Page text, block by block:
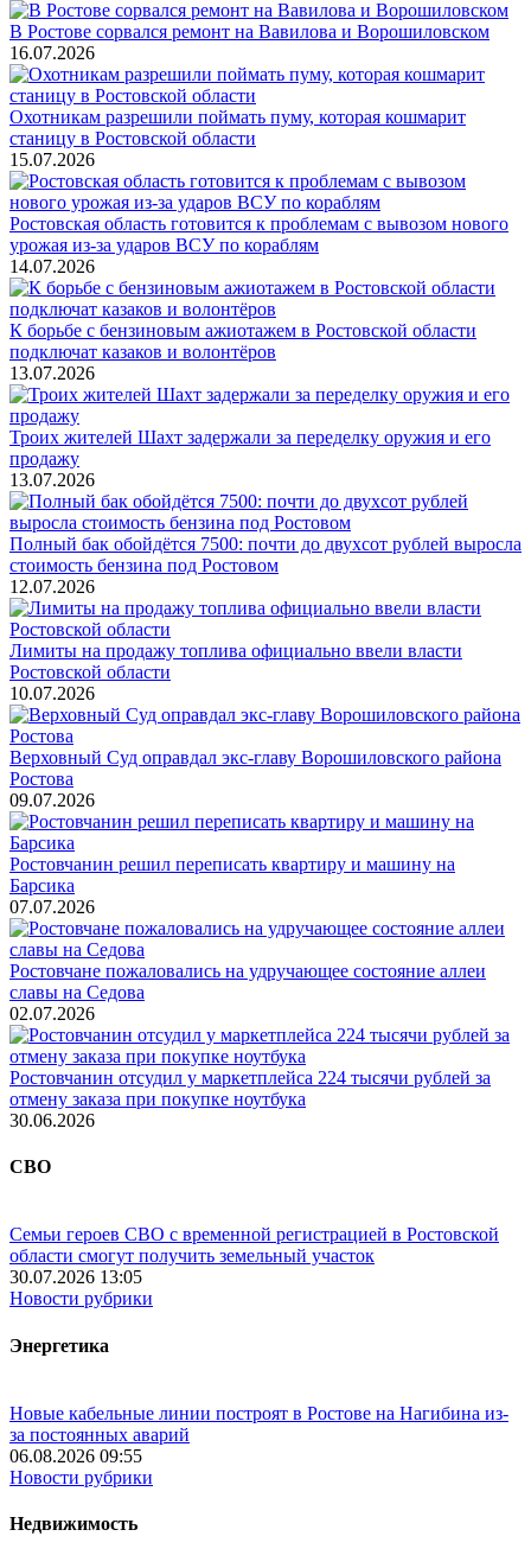
В Ростове сорвался ремонт на Вавилова и Ворошиловском
16.07.2026
Охотникам разрешили поймать пуму, которая кошмарит
станицу в Ростовской области
15.07.2026
Ростовская область готовится к проблемам с вывозом нового
урожая из-за ударов ВСУ по кораблям
14.07.2026
К борьбе с бензиновым ажиотажем в Ростовской области
подключат казаков и волонтёров
13.07.2026
Троих жителей Шахт задержали за переделку оружия и его
продажу
13.07.2026
Полный бак обойдётся 7500: почти до двухсот рублей выросла
стоимость бензина под Ростовом
12.07.2026
Лимиты на продажу топлива официально ввели власти
Ростовской области
10.07.2026
Верховный Суд оправдал экс-главу Ворошиловского района
Ростова
09.07.2026
Ростовчанин решил переписать квартиру и машину на
Барсика
07.07.2026
Ростовчане пожаловались на удручающее состояние аллеи
славы на Седова
02.07.2026
Ростовчанин отсудил у маркетплейса 224 тысячи рублей за
отмену заказа при покупке ноутбука
30.06.2026
СВО
Семьи героев СВО с временной регистрацией в Ростовской
области смогут получить земельный участок
30.07.2026 13:05
Новости рубрики
Энергетика
Новые кабельные линии построят в Ростове на Нагибина из-
за постоянных аварий
06.08.2026 09:55
Новости рубрики
Недвижимость